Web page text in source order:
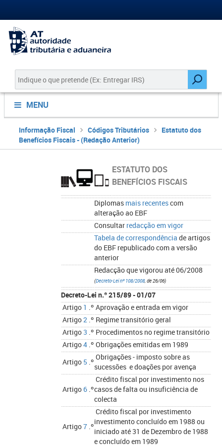
MENU
Informação Fiscal Códigos Tributários
Estatuto dos
Benefícios Fiscais - (Redação Anterior)
ESTATUTO DOS
BENEFÍCIOS FISCAIS
Diplomas mais recentescom
alteração ao EBF
Consultar redacção em vigor
Tabela de correspondência de artigos
do EBF republicado com a versão
anterior
Redacção que vigorou até 06/2008
(Decreto-Lei nº 108/2008, de 26/06)
Decreto-Lei n.º 215/89 - 01/07
Artigo 1 .º Aprovação e entrada em vigor
Artigo2 .º Regime transitório geral
Artigo 3 .º Procedimentos no regime transitório
Artigo4 .º Obrigações emitidas em 1989
Artigo 5 .º
Obrigações - imposto sobre as
sucessões e doações por avença
Artigo 6 .º
Crédito fiscal por investimento nos
casos de falta ou insuficiência de
colecta
Artigo7 .º
Crédito fiscal por investimento
investimento concluído em 1988 ou
iniciado até 31 de Dezembro de 1988
e concluído em 1989